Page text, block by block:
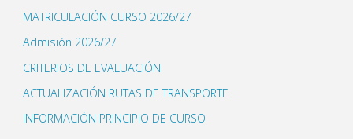
MATRICULACIÓN CURSO 2026/27
Admisión 2026/27
CRITERIOS DE EVALUACIÓN
ACTUALIZACIÓN RUTAS DE TRANSPORTE
INFORMACIÓN PRINCIPIO DE CURSO